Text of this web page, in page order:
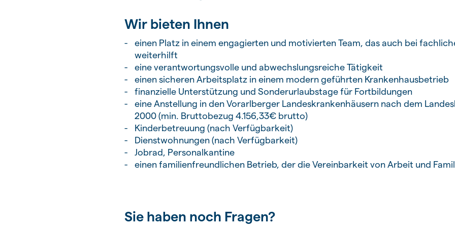
Wir bieten Ihnen
einen Platz in einem engagierten und motivierten Team, das auch bei
weiterhilft
eine verantwortungsvolle und abwechslungsreiche Tätigkeit
einen sicheren Arbeitsplatz in einem modern geführten Krankenhausbetrieb
finanzielle Unterstützung und Sonderurlaubstage für Fortbildungen
eine Anstellung in den Vorarlberger Landeskrankenhäusern nach dem
2000 (min. Bruttobezug 4.156,33€ brutto)
Kinderbetreuung (nach Verfügbarkeit)
Dienstwohnungen (nach Verfügbarkeit)
Jobrad, Personalkantine
einen familienfreundlichen Betrieb, der die Vereinbarkeit von Arbeit und
Sie haben noch Fragen?